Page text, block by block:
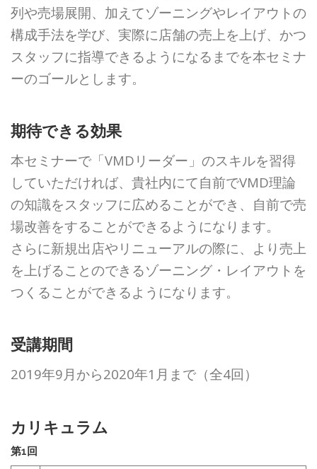
列や売場展開、加えてゾーニングやレイアウトの
構成手法を学び、実際に店舗の売上を上げ、かつ
スタッフに指導できるようになるまでを本セミナ
ーのゴールとします。
期待できる効果
本セミナーで「VMDリーダー」のスキルを習得
していただければ、貴社内にて自前でVMD理論
の知識をスタッフに広めることができ、自前で売
場改善をすることができるようになります。
さらに新規出店やリニューアルの際に、より売上
を上げることのできるゾーニング・レイアウトを
つくることができるようになります。
受講期間
2019年9月から2020年1月まで（全4回）
カリキュラム
第1回